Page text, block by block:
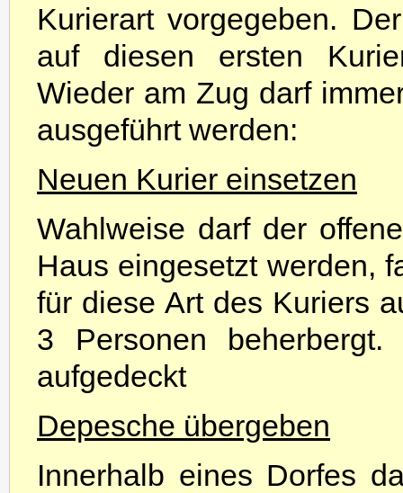
Kurierart vorgegeben.
auf diesen ersten
Wieder am Zug darf
ausgeführt werden:
Neuen Kurier einsetzen
Wahlweise darf der
Haus eingesetzt werden,
für diese Art des Kuriers
3 Personen
aufgedeckt
Depesche übergeben
Innerhalb eines Dorfes